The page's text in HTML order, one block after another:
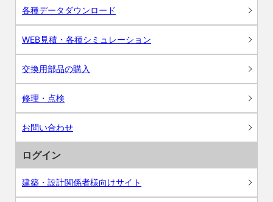
各種データダウンロード
WEB見積・各種シミュレーション
交換用部品の購入
修理・点検
お問い合わせ
ログイン
建築・設計関係者様向けサイト